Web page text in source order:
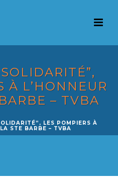
À L’HONNEUR
– TVBA
LES POMPIERS À
STE BARBE – TVBA